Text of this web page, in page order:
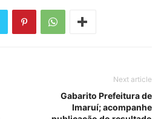
Next article
Gabarito Prefeitura de
Imaruí; acompanhe